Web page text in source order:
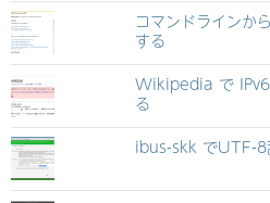
コマンドラインか
する
Wikipedia で IPv6
る
ibus-skk でUTF-8